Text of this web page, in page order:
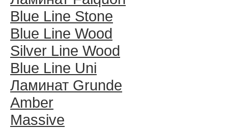
Blue Line Stone
Blue Line Wood
Silver Line Wood
Blue Line Uni
Ламинат Grunde
Amber
Massive